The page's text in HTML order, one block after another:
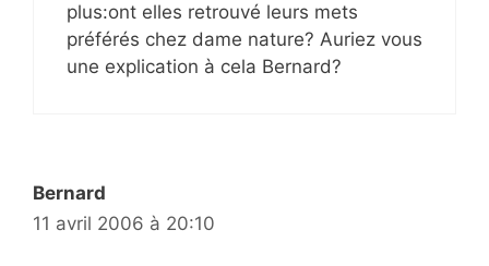
plus:ont elles retrouvé leurs mets
préférés chez dame nature? Auriez vous
une explication à cela Bernard?
Bernard
11 avril 2006 à 20:10